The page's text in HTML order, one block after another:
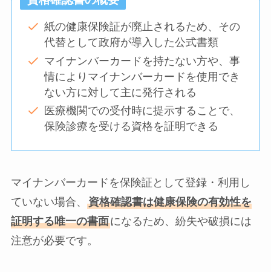
紙の健康保険証が廃止されるため、その
代替として政府が導入した公式書類
マイナンバーカードを持たない方や、事
情によりマイナンバーカードを使用でき
ない方に対して主に発行される
医療機関での受付時に提示することで、
保険診療を受ける資格を証明できる
マイナンバーカードを保険証として登録・利用し
ていない場合、 資格確認書は健康保険の有効性を
証明する唯一の書面になるため、紛失や破損には
注意が必要です。